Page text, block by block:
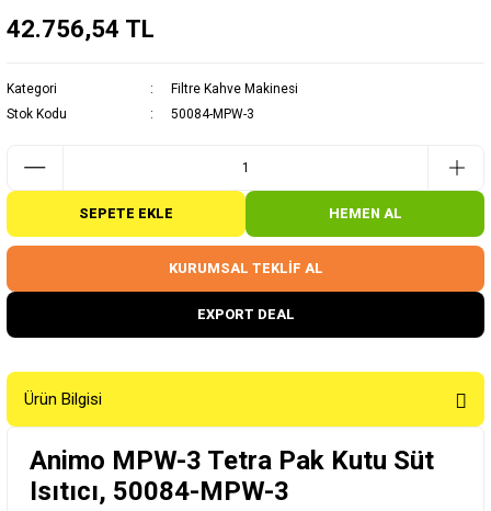
42.756,54 TL
Kategori
Filtre Kahve Makinesi
Stok Kodu
50084-MPW-3
SEPETE EKLE HEMEN AL
KURUMSAL TEKLİF AL
EXPORT DEAL
Ürün Bilgisi
Animo MPW-3 Tetra Pak Kutu Süt
Isıtıcı, 50084-MPW-3